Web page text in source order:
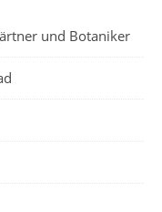
und Botaniker